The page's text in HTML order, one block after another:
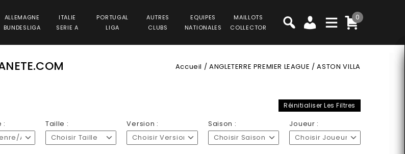
ALLEMAGNE
BUNDESLIGA
ITALIE
SERIE A
PORTUGAL
LIGA
AUTRES
CLUBS
EQUIPES
NATIONALES
MAILLOTS
COLLECTOR
0
Accueil /ANGLETERRE PREMIER LEAGUE /ASTON VILLA
Réinitialiser Les Filtres
:
Age
Taille :
Choisir Taille
Version :
Choisir Version
Saison :
Choisir Saison
Joueur :
Choisir Joueur